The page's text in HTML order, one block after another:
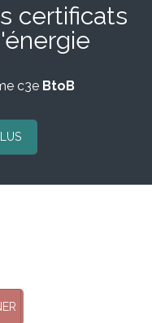
certificats
c3e BtoB